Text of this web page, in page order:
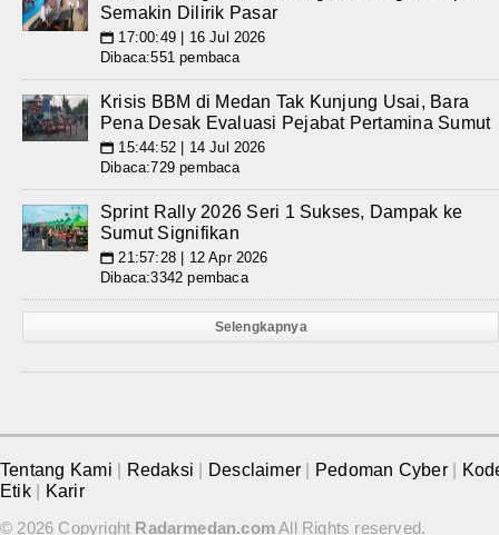
Semakin Dilirik Pasar
📅 17:00:49 | 16 Jul 2026
Dibaca:551 pembaca
Krisis BBM di Medan Tak Kunjung Usai, Bara
Pena Desak Evaluasi Pejabat Pertamina Sumut
📅 15:44:52 | 14 Jul 2026
Dibaca:729 pembaca
Sprint Rally 2026 Seri 1 Sukses, Dampak ke
Sumut Signifikan
📅 21:57:28 | 12 Apr 2026
Dibaca:3342 pembaca
Selengkapnya
Tentang Kami Redaksi Desclaimer Pedoman Cyber
Etik
Karir
© 2026 Copyright Radarmedan.comAll Rights reserved.